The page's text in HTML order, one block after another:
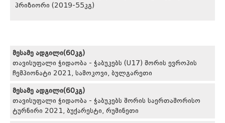
პრიზიორი (2019-55კგ)
მესამე ადგილი(60კგ)
თავისუფალი ჭიდაობა - ჭაბუკებს (U17) შორის ევროპის
ჩემპიონატი 2021, სამოკოვი, ბულგარეთი
მესამე ადგილი(60კგ)
თავისუფალი ჭიდაობა - ჭაბუკებს შორის საერთაშორისო
ტურნირი 2021, ბუქარესტი, რუმინეთი